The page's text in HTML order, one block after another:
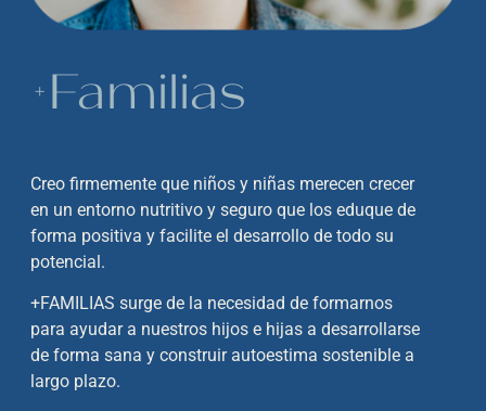
+Familias
Creo firmemente que niños y niñas merecen crecer
en un entorno nutritivo y seguro que los eduque de
forma positiva y facilite el desarrollo de todo su
potencial.
+FAMILIAS surge de la necesidad de formarnos
para ayudar a nuestros hijos e hijas a desarrollarse
de formasana y construir autoestima sostenible a
largo plazo.